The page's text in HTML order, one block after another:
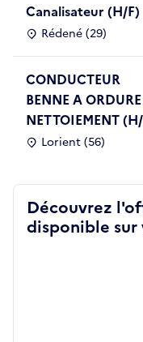
Canalisateur (H/F)
Rédené (29)
CONDUCTEUR
BENNE A
NETTOIEMENT
Lorient (56)
Découvrez
disponible